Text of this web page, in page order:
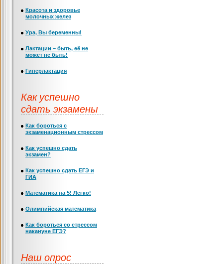
Красота и здоровье
молочных желез
Ура, Вы беременны!
Лактации – быть, её не
может не быть!
Гиперлактация
Как успешно
сдать экзамены
Как бороться с
экзаменационным стрессом
Как успешно сдать
экзамен?
Как успешно сдать ЕГЭ и
ГИА
Математика на 5! Легко!
Олимпийская математика
Как бороться со стрессом
накануне ЕГЭ?
Наш опрос